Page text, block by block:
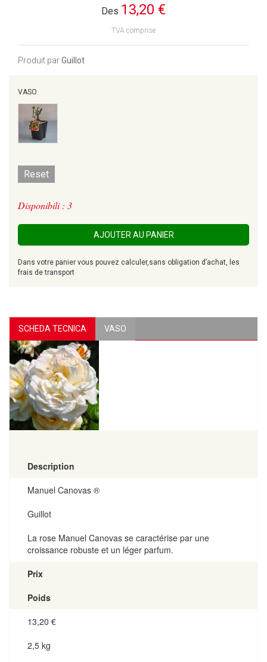
Des 13,20 €
TVA comprise
Produit parGuillot
VASO
Reset
Disponibili : 3
AJOUTER AU PANIER
Dans votre panier vous pouvez calculer,sans obligation d’achat, les
frais de transport
SCHEDA TECNICA VASO
Description
Manuel Canovas ®
Guillot
La rose Manuel Canovas se caractérise par une
croissance robuste et un léger parfum.
Prix
Poids
13,20 €
2,5 kg